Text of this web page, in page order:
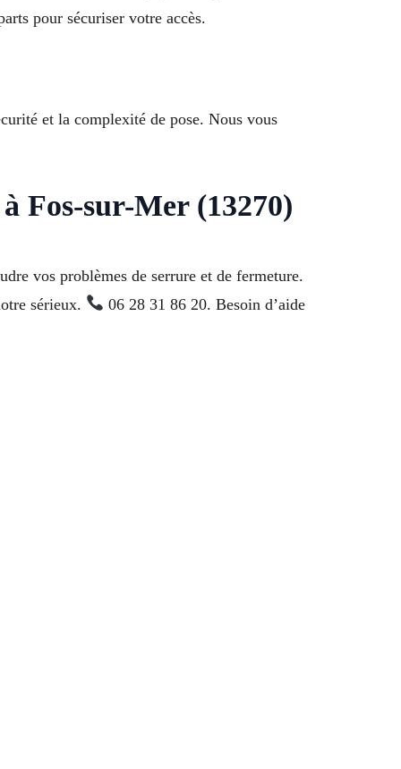
pour sécuriser votre accès.
et la complexité de pose. Nous vous
Fos-sur-Mer (13270)
vos problèmes de serrure et de fermeture.
sérieux.
06 28 31 86 20. Besoin d’aide